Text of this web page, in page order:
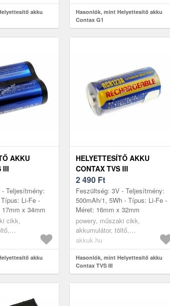
akku
Hasonlók, mint Helyettesítő akku
Contax G1
AKKU
III
Teljesítmény:
Li-Fe -
x 34mm
cikk,
akku
HELYETTESÍTŐ AKKU
CONTAX TVS III
2 490 Ft
Feszültség: 3V - Teljesítmény:
500mAh/1, 5Wh - Típus: Li-Fe -
Méret: 16mm x 32mm
powery, műszaki cikk,
akkumulátor, töltő,
digitáliskamera akkumulátor
akkuk.hu
Hasonlók, mint Helyettesítő akku
Contax TVS III